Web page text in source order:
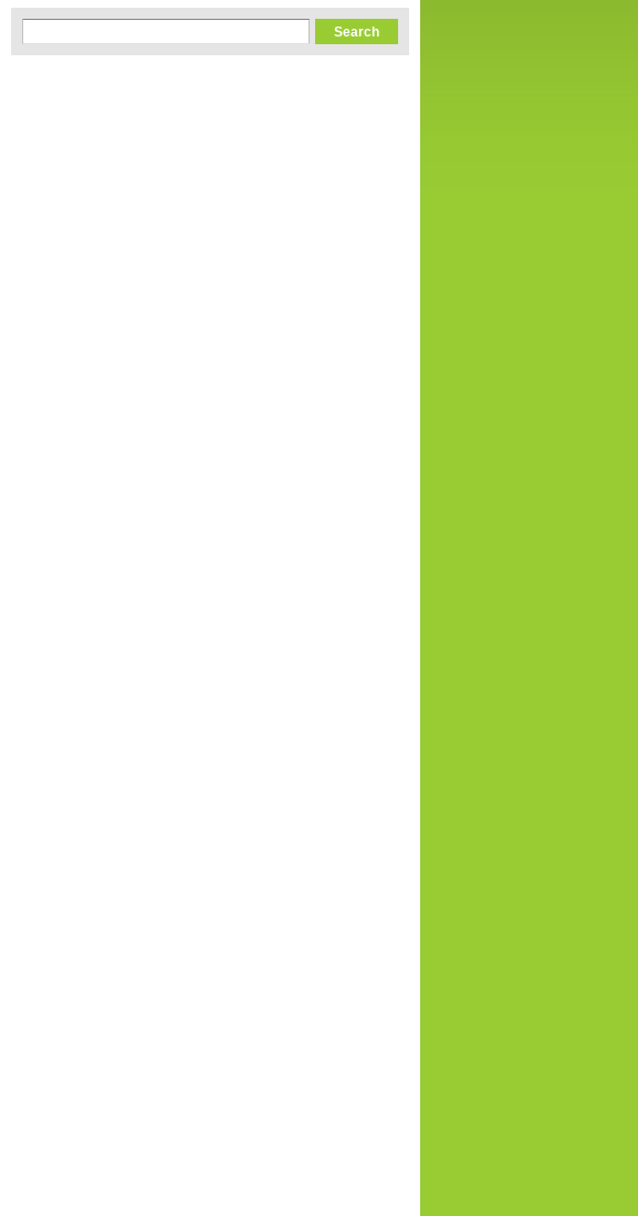
Search form
Search